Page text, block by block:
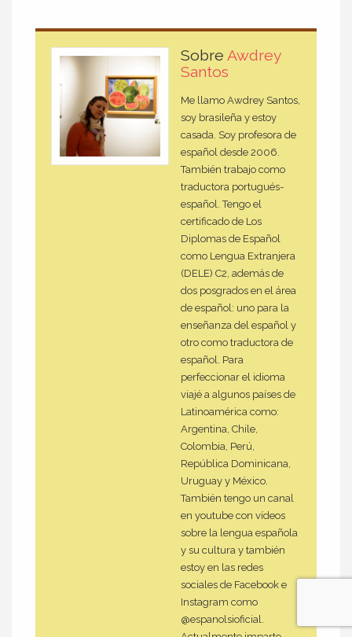
Sobre Awdrey
Santos
Me llamo Awdrey Santos,
soy brasileña y estoy
casada. Soy profesora de
español desde 2006.
También trabajo como
traductora portugués-
español. Tengo el
certificado de Los
Diplomas de Español
como Lengua Extranjera
(DELE) C2, además de
dos posgrados en el área
de español: uno para la
enseñanza del español y
otro como traductora de
español. Para
perfeccionar el idioma
viajé a algunos países de
Latinoamérica como:
Argentina, Chile,
Colombia, Perú,
República Dominicana,
Uruguay y México.
También tengo un canal
en youtube con vídeos
sobre la lengua española
y su cultura y también
estoy en las redes
sociales de Facebook e
Instagram como
@espanolsioficial.